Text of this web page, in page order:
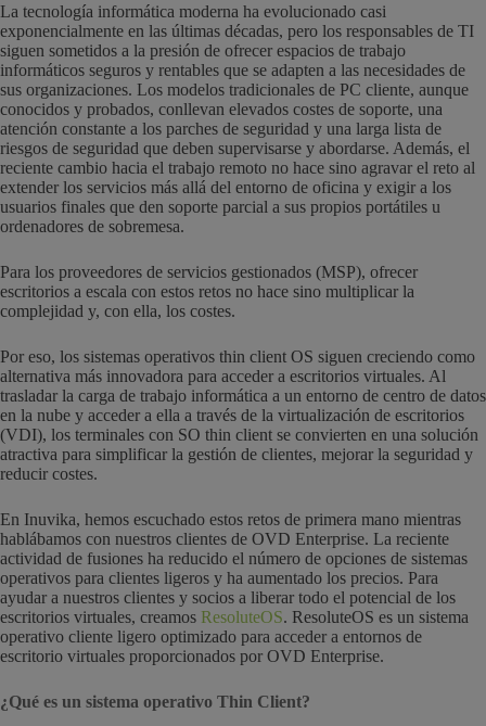
La tecnología informática moderna ha evolucionado casi
exponencialmente en las últimas décadas, pero los responsables de TI
siguen sometidos a la presión de ofrecer espacios de trabajo
informáticos seguros y rentables que se adapten a las necesidades de
sus organizaciones. Los modelos tradicionales de PC cliente, aunque
conocidos y probados, conllevan elevados costes de soporte, una
atención constante a los parches de seguridad y una larga lista de
riesgos de seguridad que deben supervisarse y abordarse. Además, el
reciente cambio hacia el trabajo remoto no hace sino agravar el reto al
extender los servicios más allá del entorno de oficina y exigir a los
usuarios finales que den soporte parcial a sus propios portátiles u
ordenadores de sobremesa.
Para los proveedores de servicios gestionados (MSP), ofrecer
escritorios a escala con estos retos no hace sino multiplicar la
complejidad y, con ella, los costes.
Por eso, los sistemas operativos thin client OS siguen creciendo como
alternativa más innovadora para acceder a escritorios virtuales. Al
trasladar la carga de trabajo informática a un entorno de centro de datos
en la nube y acceder a ella a través de la virtualización de escritorios
(VDI), los terminales con SO thin client se convierten en una solución
atractiva para simplificar la gestión de clientes, mejorar la seguridad y
reducir costes.
En Inuvika, hemos escuchado estos retos de primera mano mientras
hablábamos con nuestros clientes de OVD Enterprise. La reciente
actividad de fusiones ha reducido el número de opciones de sistemas
operativos para clientes ligeros y ha aumentado los precios. Para
ayudar a nuestros clientes y socios a liberar todo el potencial de los
escritorios virtuales, creamos ResoluteOS. ResoluteOS es un sistema
operativo cliente ligero optimizado para acceder a entornos de
escritorio virtuales proporcionados por OVD Enterprise.
¿Qué es un sistema operativo Thin Client?